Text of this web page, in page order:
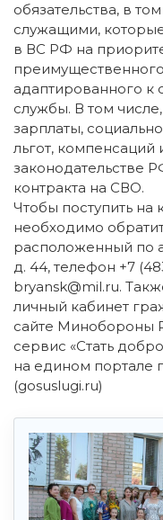
обязательства, в
служащими,
в ВС РФ на
адаптированного к
службы. В том
зарплаты,
льгот,
законодательстве
контракта на СВО.
Чтобы поступить на
необходимо
расположенный по
д. 44, телефон +7
bryansk@mil.ru.
личный кабинет
сайте Минобороны
сервис «Стать
на едином портале
(gosuslugi.ru)